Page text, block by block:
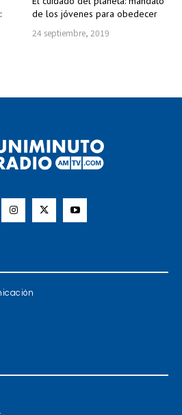
de los jóvenes para obedecer
24 septiembre, 2019